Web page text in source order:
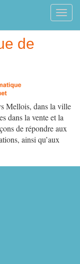
de
Mellois, dans la ville
dans la vente et la
de répondre aux
ainsi qu’aux